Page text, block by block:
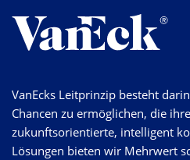
VanEcks Leitprinzip besteht
Chancen zu ermöglichen, die
zukunftsorientierte, intelligent
Lösungen bieten wir Mehrwert